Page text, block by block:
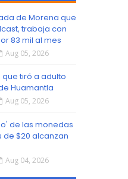
de Morena que
trabaja con
83 mil al mes
Aug 05, 2026
tiró a adulto
Huamantla
Aug 05, 2026
de las monedas
de $20 alcanzan
Aug 04, 2026